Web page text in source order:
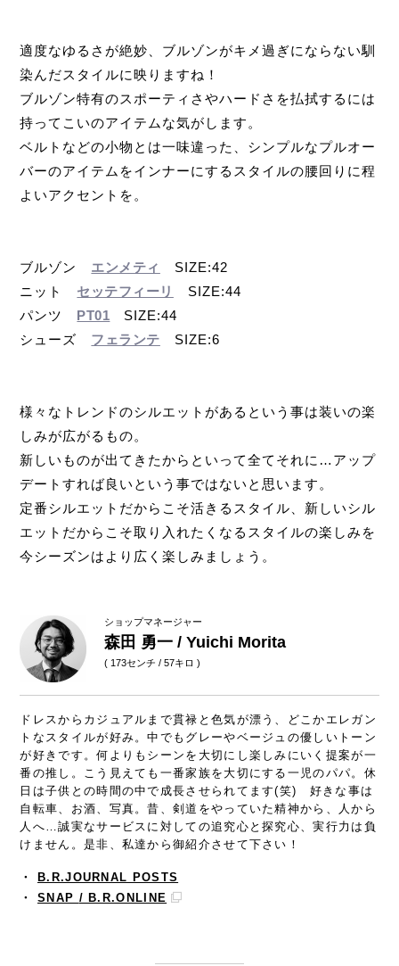
適度なゆるさが絶妙、ブルゾンがキメ過ぎにならない馴
染んだスタイルに映りますね！
ブルゾン特有のスポーティさやハードさを払拭するには
持ってこいのアイテムな気がします。
ベルトなどの小物とは一味違った、シンプルなプルオー
バーのアイテムをインナーにするスタイルの腰回りに程
よいアクセントを。
ブルゾン エンメティ
SIZE:42
ニット セッテフィーリ
SIZE:44
パンツ PT01 SIZE:44
シューズ フェランテ SIZE:6
様々なトレンドのシルエットがあるという事は装いの楽
しみが広がるもの。
新しいものが出てきたからといって全てそれに…アップ
デートすれば良いという事ではないと思います。
定番シルエットだからこそ活きるスタイル、新しいシル
エットだからこそ取り入れたくなるスタイルの楽しみを
今シーズンはより広く楽しみましょう。
ショップマネージャー
森田 勇一 / Yuichi Morita
( 173センチ / 57キロ )
ドレスからカジュアルまで貫禄と色気が漂う、どこかエレガン
トなスタイルが好み。中でもグレーやベージュの優しいトーン
が好きです。何よりもシーンを大切にし楽しみにいく提案が一
番の推し。こう見えても一番家族を大切にする一児のパパ。休
日は子供との時間の中で成長させられてます(笑) 好きな事は
自転車、お酒、写真。昔、剣道をやっていた精神から、人から
人へ…誠実なサービスに対しての追究心と探究心、実行力は負
けません。是非、私達から御紹介させて下さい！
・
B.R.JOURNAL POSTS
・SNAP / B.R.ONLINE